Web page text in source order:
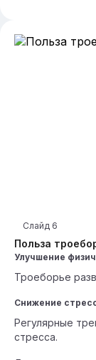
Польза
Слайд 6
Улучшение
Троеборье
Снижение
Регулярные
стресса.